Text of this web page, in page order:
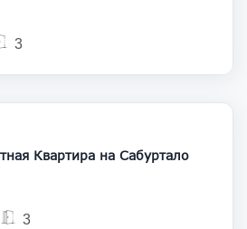
3
155 000
Продается 3 комнатная Квартира на Сабуртало
3